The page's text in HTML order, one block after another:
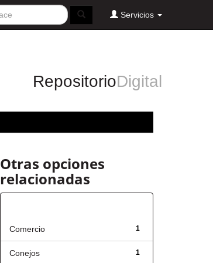
Servicios
RepositorioDigital
Otras opciones
relacionadas
1
Comercio
1
Conejos